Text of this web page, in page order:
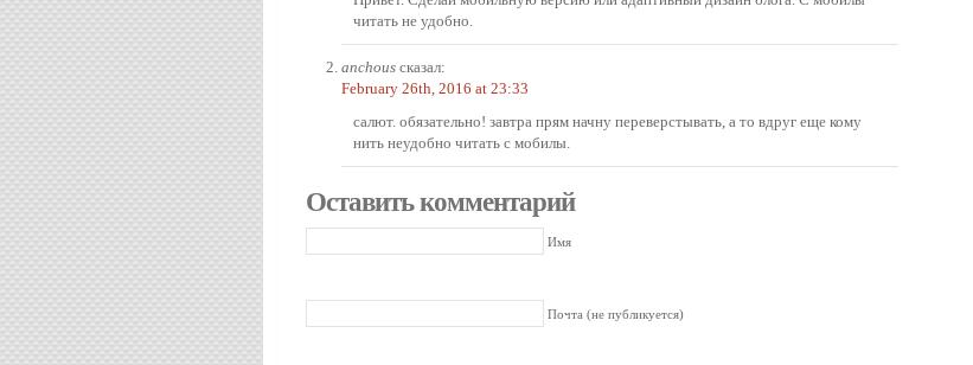
читать не удобно.
anchous сказал:
February 26th, 2016 at 23:33
салют. обязательно! завтра прям начну переверстывать, а то вдруг еще кому
нить неудобно читать с мобилы.
Оставить комментарий
Имя
Почта (не публикуется)